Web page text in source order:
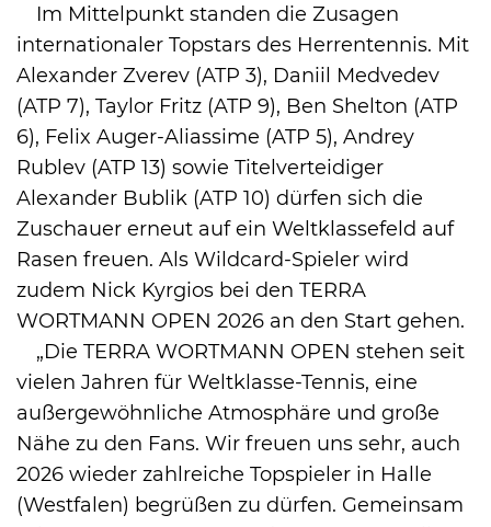
Im Mittelpunkt standen die Zusagen
internationaler Topstars des Herrentennis. Mit
Alexander Zverev (ATP 3), Daniil Medvedev
(ATP 7), Taylor Fritz (ATP 9), Ben Shelton (ATP
6), Felix Auger-Aliassime (ATP 5), Andrey
Rublev (ATP 13) sowie Titelverteidiger
Alexander Bublik (ATP 10) dürfen sich die
Zuschauer erneut auf ein Weltklassefeld auf
Rasen freuen. Als Wildcard-Spieler wird
zudem Nick Kyrgios bei den TERRA
WORTMANN OPEN 2026 an den Start gehen.
„Die TERRA WORTMANN OPEN stehen seit
vielen Jahren für Weltklasse-Tennis, eine
außergewöhnliche Atmosphäre und große
Nähe zu den Fans. Wir freuen uns sehr, auch
2026 wieder zahlreiche Topspieler in Halle
(Westfalen) begrüßen zu dürfen. Gemeinsam